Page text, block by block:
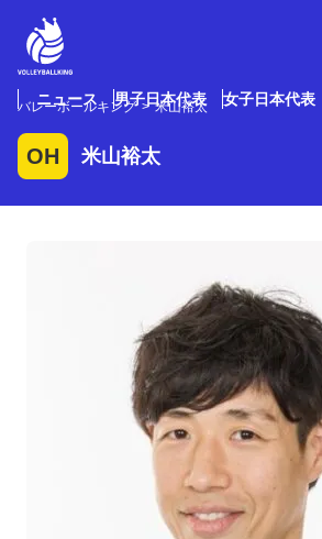
プ
ニュース 男子日本代表 女子日本代表
バレーボールキング 米山裕太
OH 米山裕太